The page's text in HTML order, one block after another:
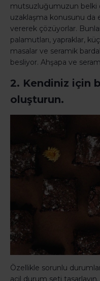
mutsuzluğumuzun belki
uzaklaşma konusunu da
vererek çözüyorlar.
palamutları, yapraklar,
masalar ve seramik
besliyor. Ahşapa ve
2. Kendiniz için
oluşturun.
Özellikle sorunlu
acil durum seti